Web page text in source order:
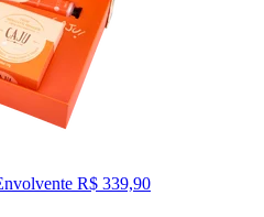
R$ 339,90